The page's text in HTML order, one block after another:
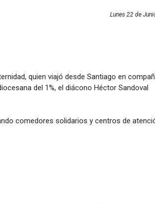
Lunes 22 de
quien viajó desde Santiago en
del 1%, el diácono Héctor Sandoval
comedores solidarios y centros de